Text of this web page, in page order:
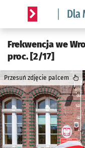
Serwis informacyjny
Frekwencja we
proc. [2/17]
Przesuń zdjęcie palcem